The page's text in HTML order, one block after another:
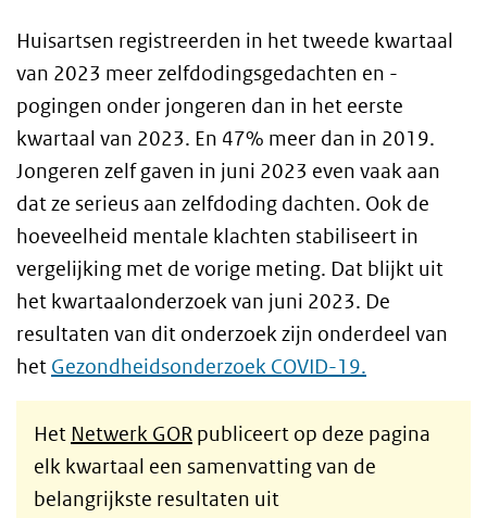
Huisartsen registreerden in het tweede kwartaal
van 2023 meer zelfdodingsgedachten en -
pogingen onder jongeren dan in het eerste
kwartaal van 2023. En 47% meer dan in 2019.
Jongeren zelf gaven in juni 2023 even vaak aan
dat ze serieus aan zelfdoding dachten. Ook de
hoeveelheid mentale klachten stabiliseert in
vergelijking met de vorige meting. Dat blijkt uit
het kwartaalonderzoek van juni 2023. De
resultaten van dit onderzoek zijn onderdeel van
het Gezondheidsonderzoek COVID-19.
Het Netwerk GOR publiceert op deze pagina
elk kwartaal een samenvatting van de
belangrijkste resultaten uit